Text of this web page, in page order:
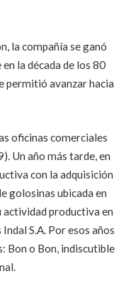
la compañía se ganó
la década de los 80
permitió avanzar hacia
oficinas comerciales
Un año más tarde, en
con la adquisición
golosinas ubicada en
actividad productiva en
S.A. Por esos años
Bon o Bon, indiscutible